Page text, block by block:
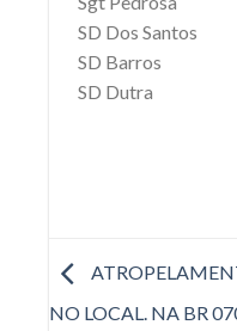
SD Dos Santos
SD Barros
SD Dutra
NO LOCAL. NA BR